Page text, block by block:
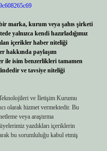
marka, kurum veya şahıs şirketi
yalnızca kendi hazırladığımız
içerikler haber niteliği
hakkında paylaşım
ile isim benzerlikleri tamamen
ve tavsiye niteliği
ve İletişim Kurumu
olarak hizmet vermektedir. Bu
veya araştırma
yazdıkları içeriklerin
bu sorumluluğu kabul etmiş